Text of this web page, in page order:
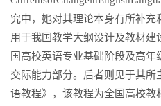
究中，她对其理论本身有所补
用于我国教学大纲设计及教材
国高校英语专业基础阶段及高
交际能力部分。后者则见于其
语教程》，该教程为全国高校教